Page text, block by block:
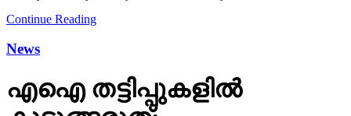
Continue Reading
News
എഐ തട്ടിപ്പുകളില്‍